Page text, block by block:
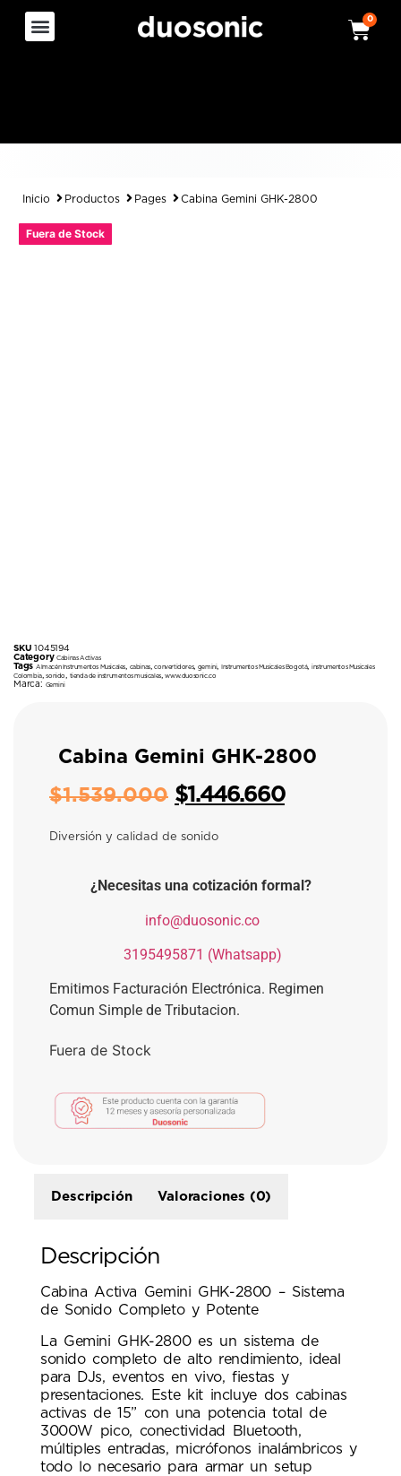
0
Inicio Productos Pages Cabina Gemini GHK-2800
Fuera de Stock
SKU1045194
Category Cabinas Activas
Tags Almacén Instrumentos Musicales cabinas,convertidores, gemini,Instrumentos Musicales Bogotá,instrumentos Musicales
Colombia,sonido tienda de instrumentos musicales,www.duosonic.co
Marca: Gemini
Cabina Gemini GHK-2800
$1.539.000 $1.446.660
Diversión y calidad de sonido
¿Necesitas una cotización formal?
info@duosonic.co
3195495871 (Whatsapp)
Emitimos Facturación Electrónica. Regimen
Comun Simple de Tributacion.
Fuera de Stock
Descripción Valoraciones (0)
Descripción
Cabina Activa Gemini GHK-2800 – Sistema
de Sonido Completo y Potente
La Gemini GHK-2800 es un sistema de
sonido completo de alto rendimiento, ideal
para DJs, eventos en vivo, fiestas y
presentaciones. Este kit incluye dos cabinas
activas de 15” con una potencia total de
3000W pico, conectividad Bluetooth,
múltiples entradas, micrófonos inalámbricos y
todo lo necesario para armar un setup